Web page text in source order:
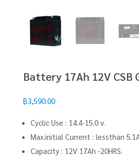
Battery 17Ah 12V CSB
฿3,590.00
Cyclic Use : 14.4-15.0 v.
Max.initial Current : lessthan
Capacity : 12V 17Ah -20HRS.